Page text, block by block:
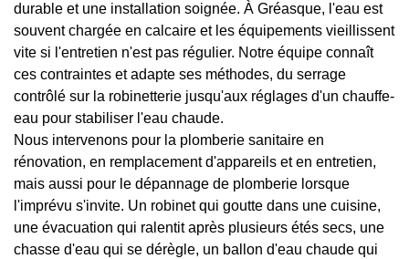
durable et une installation soignée. À Gréasque, l'eau est
souvent chargée en calcaire et les équipements vieillissent
vite si l'entretien n'est pas régulier. Notre équipe connaît
ces contraintes et adapte ses méthodes, du serrage
contrôlé sur la robinetterie jusqu'aux réglages d'un chauffe-
eau pour stabiliser l'eau chaude.
Nous intervenons pour la plomberie sanitaire en
rénovation, en remplacement d'appareils et en entretien,
mais aussi pour le dépannage de plomberie lorsque
l'imprévu s'invite. Un robinet qui goutte dans une cuisine,
une évacuation qui ralentit après plusieurs étés secs, une
chasse d'eau qui se dérègle, un ballon d'eau chaude qui